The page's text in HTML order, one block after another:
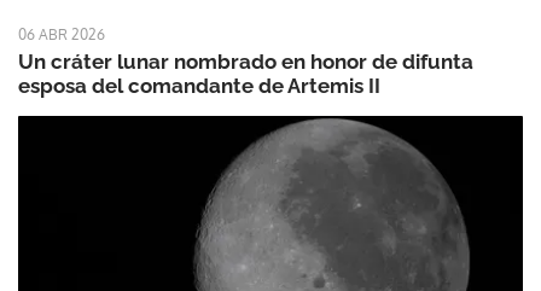
06 ABR 2026
Un cráter lunar nombrado en honor de difunta
esposa del comandante de Artemis II